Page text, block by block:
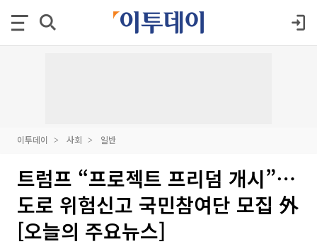
이투데이 사회 일반
트럼프 “프로젝트 프리덤 개시”⋯
도로 위험신고 국민참여단 모집 外
[오늘의 주요뉴스]